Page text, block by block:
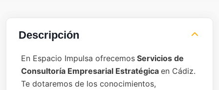
Descripción
En Espacio Impulsa ofrecemos Servicios de
Consultoría Empresarial Estratégica en Cádiz.
Te dotaremos de los conocimientos,